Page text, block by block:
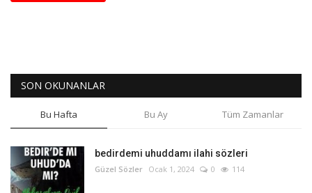
SON OKUNANLAR
Bu Hafta Bu Ay Tüm Zamanlar
bedirdemi uhuddamı ilahi sözleri
Güzel Sözler Ocak 1, 2024 0 114